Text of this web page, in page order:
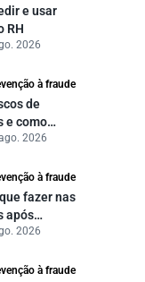
e usar
RH
2026
à fraude
de
e como
2026
à fraude
fazer nas
após
2026
à fraude